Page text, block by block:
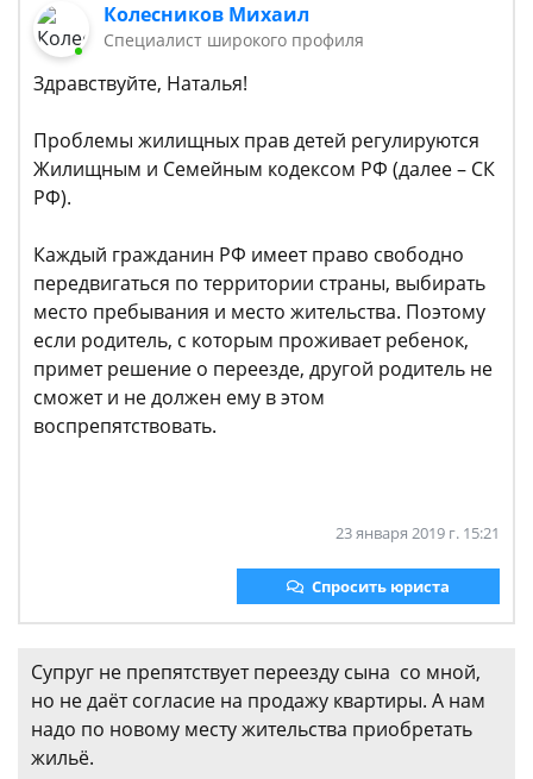
Колесников Михаил
Специалист широкого профиля
Здравствуйте, Наталья!
Проблемы жилищных прав детей регулируются
Жилищным и Семейным кодексом РФ (далее – СК
РФ).
Каждый гражданин РФ имеет право свободно
передвигаться по территории страны, выбирать
место пребывания и место жительства. Поэтому
если родитель, с которым проживает ребенок,
примет решение о переезде, другой родитель не
сможет и не должен ему в этом
воспрепятствовать.
23 января 2019 г. 15:21
Спросить юриста
Супруг не препятствует переезду сына со мной,
но не даёт согласие на продажу квартиры. А нам
надо по новому месту жительства приобретать
жильё.